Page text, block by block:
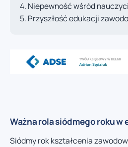
Niepewność wśród
Przyszłość edukacji
Ważna rola siódmego roku w
Siódmy rok kształcenia